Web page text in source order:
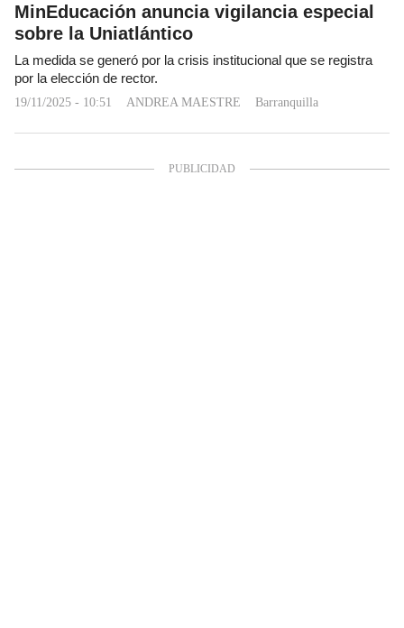
MinEducación anuncia vigilancia especial
sobre la Uniatlántico
La medida se generó por la crisis institucional que se registra
por la elección de rector.
19/11/2025 - 10:51 ANDREA MAESTRE Barranquilla